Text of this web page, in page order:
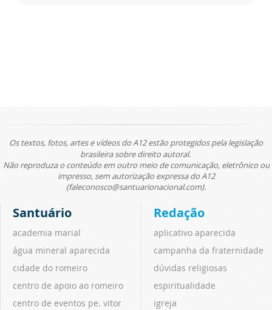
Os textos, fotos, artes e vídeos do A12 estão protegidos pela legislação
brasileira sobre direito autoral.
Não reproduza o conteúdo em outro meio de comunicação, eletrônico ou
impresso, sem autorização expressa do A12
(faleconosco@santuarionacional.com).
Santuário
academia marial
água mineral aparecida
cidade do romeiro
centro de apoio ao romeiro
centro de eventos pe. vitor
Redação
aplicativo aparecida
campanha da fraternidade
dúvidas religiosas
espiritualidade
igreja